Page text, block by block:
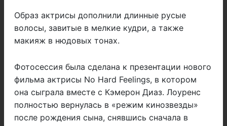
Образ актрисы дополнили длинные русые
волосы, завитые в мелкие кудри, а также
макияж в нюдовых тонах.
Фотосессия была сделана к презентации нового
фильма актрисы No Hard Feelings, в котором
она сыграла вместе с Кэмерон Диаз. Лоуренс
полностью вернулась в «режим кинозвезды»
после рождения сына, снявшись сначала в